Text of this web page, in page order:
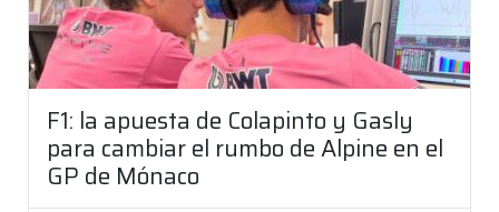
F1: la apuesta de Colapinto y Gasly
para cambiar el rumbo de Alpine en el
GP de Mónaco